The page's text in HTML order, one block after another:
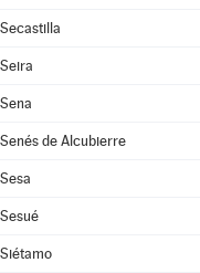
Secastilla
Seira
Sena
Senés de Alcubierre
Sesa
Sesué
Siétamo